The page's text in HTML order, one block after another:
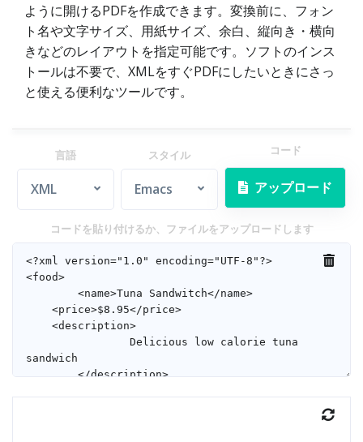
ように開けるPDFを作成できます。変換前に、フォン
ト名や文字サイズ、用紙サイズ、余白、縦向き・横向
きなどのレイアウトを指定可能です。ソフトのインス
トールは不要で、XMLをすぐPDFにしたいときにさっ
と使える便利なツールです。
言語
XML
スタイル
Emacs
コード
アップロード
コードを貼り付けるか、ファイルをアップロードします